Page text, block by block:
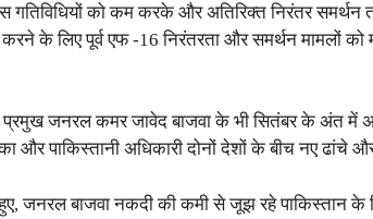
गतिविधियों को कम करके और अतिरिक्त निरंतर समर्थन
के लिए पूर्व एफ -16 निरंतरता और समर्थन मामलों
जनरल कमर जावेद बाजवा के भी सितंबर के अंत में
और पाकिस्तानी अधिकारी दोनों देशों के बीच नए ढांचे
जनरल बाजवा नकदी की कमी से जूझ रहे पाकिस्तान के